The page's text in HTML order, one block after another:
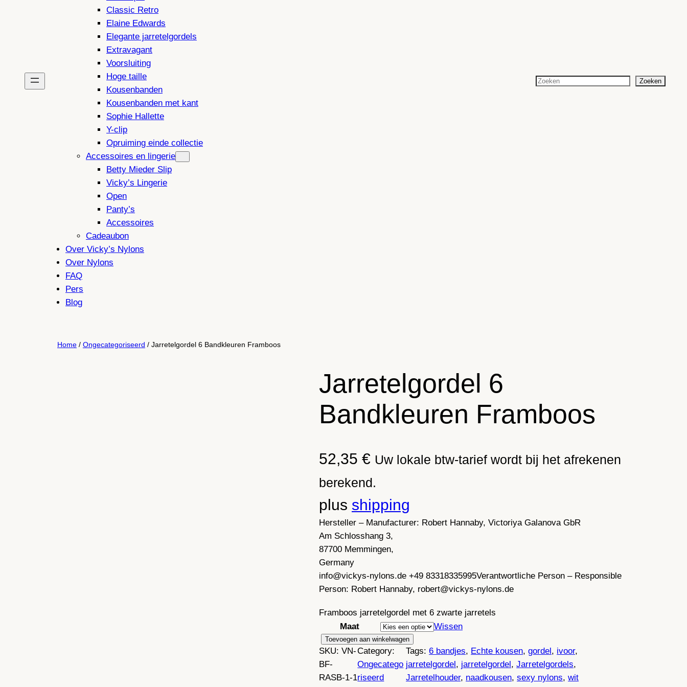
Classic Retro
Elaine Edwards
Elegante jarretelgordels
Extravagant
Voorsluiting
Hoge taille
Kousenbanden
Kousenbanden met kant
Sophie Hallette
Y-clip
Opruiming einde collectie
Accessoires en lingerie
Betty Mieder Slip
Vicky’s Lingerie
Open
Panty’s
Accessoires
Cadeaubon
Over Vicky’s Nylons
Over Nylons
FAQ
Pers
Blog
Zoeken Zoeken
Home / Ongecategoriseerd / Jarretelgordel 6 Bandkleuren Framboos
Jarretelgordel 6
Bandkleuren Framboos
52,35 € Uw lokale btw-tarief wordt bij het afrekenen
berekend.
plus shipping
Hersteller – Manufacturer: Robert Hannaby, Victoriya Galanova GbR
Am Schlosshang 3,
87700 Memmingen,
Germany
info@vickys-nylons.de +49 83318335995Verantwortliche Person – Responsible
Person: Robert Hannaby, robert@vickys-nylons.de
Framboos jarretelgordel met 6 zwarte jarretels
Maat
Wissen
a
r
r
Toevoegen aan winkelwagen
SKU: VN-
BF-
RASB-1-1
Category:
Ongecatego
riseerd
Tags:6 bandjes, Echte kousen, gordel, ivoor
jarretelgordel, jarretelgordel, Jarretelgordels
Jarretelhouder, naadkousen, sexy nylons, wit